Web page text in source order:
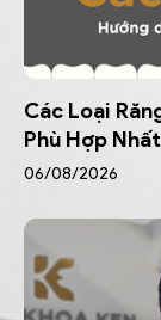
Các Loại
Phù Hợp
06/08/2026